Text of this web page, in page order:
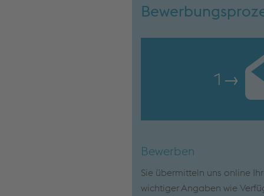
1 →
Bewerben
Sie übermitteln uns online
wichtiger Angaben wie